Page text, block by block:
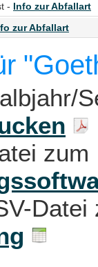
- Info zur Abfallart
zur Abfallart
zum